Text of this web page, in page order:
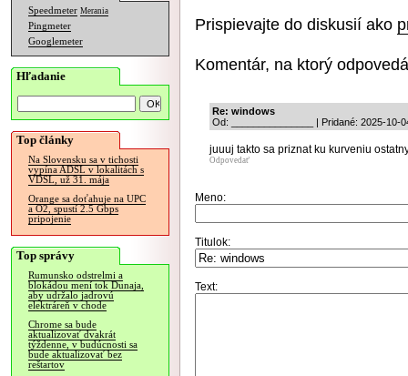
Speedmeter Merania
Pingmeter
Googlemeter
Hľadanie
Top články
Na Slovensku sa v tichosti
vypína ADSL v lokalitách s
VDSL, už 31. mája
Orange sa doťahuje na UPC
a O2, spustí 2.5 Gbps
pripojenie
Top správy
Rumunsko odstrelmi a
blokádou mení tok Dunaja,
aby udržalo jadrovú
elektráreň v chode
Chrome sa bude
aktualizovať dvakrát
týždenne, v budúcnosti sa
bude aktualizovať bez
reštartov
Prispievajte do diskusií ako
Komentár, na ktorý
Re: windows
Od: _______________ | Pridané: 2025-10-
juuuj takto sa priznat ku kurveniu
Odpovedať
Meno:
Titulok:
Text: